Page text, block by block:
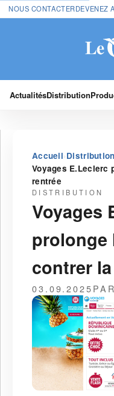
NOUS CONTACTERDEVENEZ
ActualitésDistribution
Accueil›Distribution
Voyages E.Leclerc
rentrée
DISTRIBUTION
Voyages
prolonge
contrer
03.09.2025